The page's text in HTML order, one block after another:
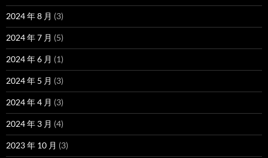
2024 年 8 月 (3)
2024 年 7 月 (5)
2024 年 6 月 (1)
2024 年 5 月 (3)
2024 年 4 月 (3)
2024 年 3 月 (4)
2023 年 10 月 (3)